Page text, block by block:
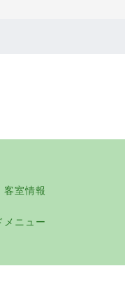
客室情報
メニュー